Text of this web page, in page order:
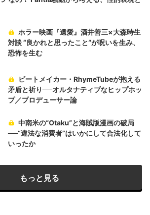
ホラー映画『遺愛』酒井善三×大森時生
対談 “良かれと思ったこと“が呪いを生み、
恐怖を生む
ビートメイカー・RhymeTubeが抱える
矛盾と祈り──オルタナティブなヒップホッ
プ／プロデューサー論
中南米の“Otaku”と海賊版漫画の破局
──“違法な消費者”はいかにして合法化して
いったか
もっと見る